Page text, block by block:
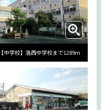
【中学校】洛西中学校まで1289m